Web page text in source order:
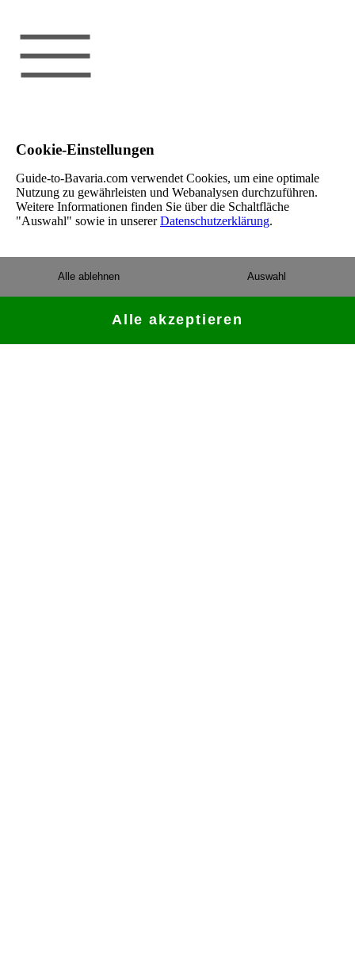
Cookie-Einstellungen
Guide-to-Bavaria.com verwendet Cookies, um eine optimale
Nutzung zu gewährleisten und Webanalysen durchzuführen.
Weitere Informationen finden Sie über die Schaltfläche
"Auswahl" sowie in unsererDatenschutzerklärung.
Auswahl
Alle ablehnen
Alle akzeptieren